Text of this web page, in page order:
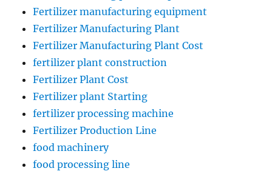
Fertilizer manufacturing equipment
Fertilizer Manufacturing Plant
Fertilizer Manufacturing Plant Cost
fertilizer plant construction
Fertilizer Plant Cost
Fertilizer plant Starting
fertilizer processing machine
Fertilizer Production Line
food machinery
food processing line